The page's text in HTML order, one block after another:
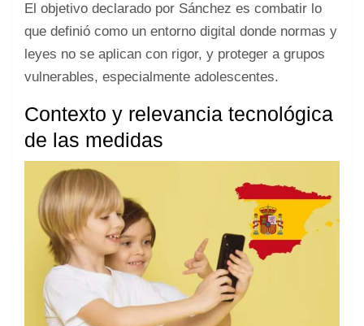
El objetivo declarado por Sánchez es combatir lo
que definió como un entorno digital donde normas y
leyes no se aplican con rigor, y proteger a grupos
vulnerables, especialmente adolescentes.
Contexto y relevancia tecnológica
de las medidas